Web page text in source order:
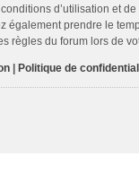
d’utilisation et
également prendre le
règles du forum lors de
| Politique de